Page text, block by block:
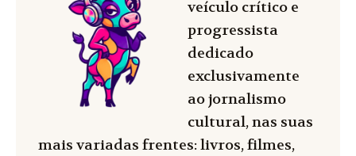
veículo crítico e
progressista
dedicado
exclusivamente
ao jornalismo
cultural, nas suas
mais variadas frentes: livros, filmes,